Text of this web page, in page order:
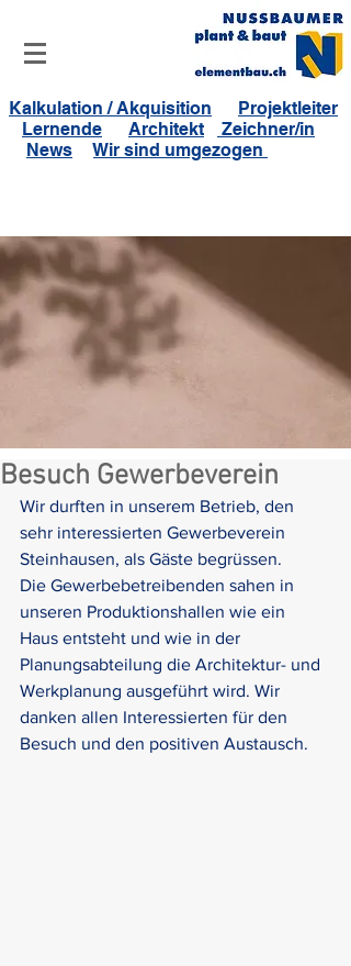
Kalkulation / Akquisition
Projektleiter
Lernende
Architekt
Zeichner/in
News
Wir sind umgezogen
Besuch Gewerbeverein
Wir durften in unserem Betrieb, den
sehr interessierten Gewerbeverein
Steinhausen, als Gäste begrüssen.
Die Gewerbebetreibenden sahen in
unseren Produktionshallen wie ein
Haus entsteht und wie in der
Planungsabteilung die Architektur- und
Werkplanung ausgeführt wird. Wir
danken allen Interessierten für den
Besuch und den positiven Austausch.